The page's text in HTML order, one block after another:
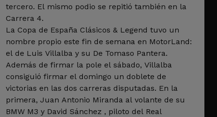
tercero. El mismo podio se repitió también en la
Carrera 4.
La Copa de España Clásicos & Legend tuvo un
nombre propio este fin de semana en MotorLand:
el de Luis Villalba y su De Tomaso Pantera.
Además de firmar la pole el sábado, Villalba
consiguió firmar el domingo un doblete de
victorias en las dos carreras disputadas. En la
primera, Juan Antonio Miranda al volante de su
BMW M3 y David Sánchez , piloto del Real